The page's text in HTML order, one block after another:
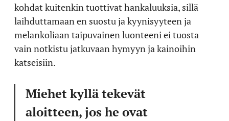
kohdat kuitenkin tuottivat hankaluuksia, sillä
laihduttamaan en suostu ja kyynisyyteen ja
melankoliaan taipuvainen luonteeni ei tuosta
vain notkistu jatkuvaan hymyyn ja kainoihin
katseisiin.
Miehet kyllä tekevät
aloitteen, jos he ovat